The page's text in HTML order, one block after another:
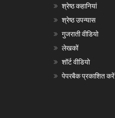
श्रेष्ठ कहानियां
श्रेष्ठ उपन्यास
गुजराती वीडियो
लेखकों
शॉर्ट वीडियो
पेपरबैक प्रकाशित करें